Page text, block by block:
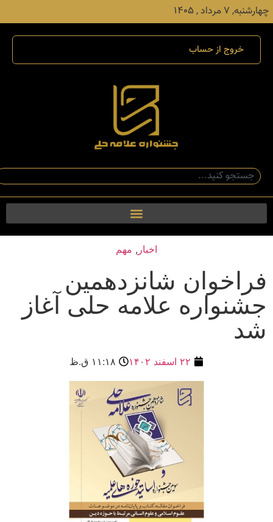
چهارشنبه, ۷ مرداد , ۱۴۰۵
خروج از حساب
اخبار,مهم
فراخوان شانزدهمین
جشنواره علامه حلی آغاز
شد
۲۲ اسفند ۱۴۰۲ ۱۱:۱۸ ق.ظ